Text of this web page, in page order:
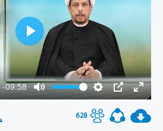
-09:58
Mute
Settings
PIP Enter
Play
628